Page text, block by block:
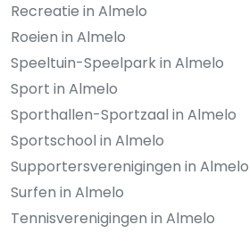
Recreatie in Almelo
Roeien in Almelo
Speeltuin-Speelpark in Almelo
Sport in Almelo
Sporthallen-Sportzaal in Almelo
Sportschool in Almelo
Supportersverenigingen in Almelo
Surfen in Almelo
Tennisverenigingen in Almelo